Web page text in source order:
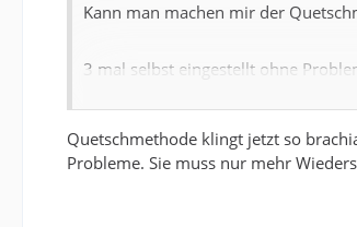
Kann man machen mir der
3 mal selbst eingestellt ohne
Quetschmethode klingt jetzt so
Probleme. Sie muss nur mehr